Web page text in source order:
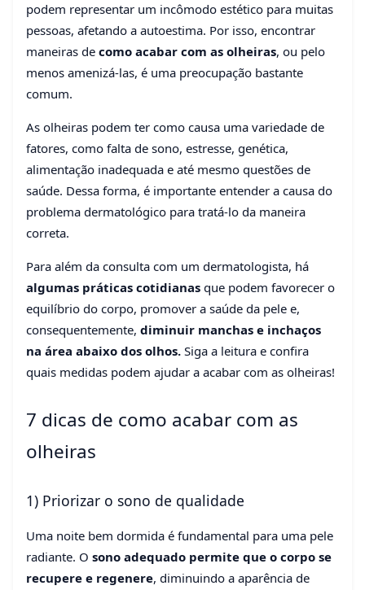
Como acabar com as
olheiras? Veja dicas para
reduzir manchas e inchaço
na região dos olhos
111 visualizações
podem representar um incômodo estético para muitas
pessoas, afetando a autoestima. Por isso, encontrar
maneiras de como acabar com as olheiras, ou pelo
menos amenizá-las, é uma preocupação bastante
comum.
As olheiras podem ter como causa uma variedade de
fatores, como falta de sono, estresse, genética,
alimentação inadequada e até mesmo questões de
saúde. Dessa forma, é importante entender a causa do
problema dermatológico para tratá-lo da maneira
correta.
Para além da consulta com um dermatologista, há
algumas práticas cotidianas que podem favorecer o
equilíbrio do corpo, promover a saúde da pele e,
consequentemente, diminuir manchas e inchaços
na área abaixo dos olhos. Siga a leitura e confira
quais medidas podem ajudar a acabar com as olheiras!
7 dicas de como acabar com as
olheiras
1) Priorizar o sono de qualidade
Uma noite bem dormida é fundamental para uma pele
radiante. O sono adequado permite que o corpo se
recupere e regenere, diminuindo a aparência de